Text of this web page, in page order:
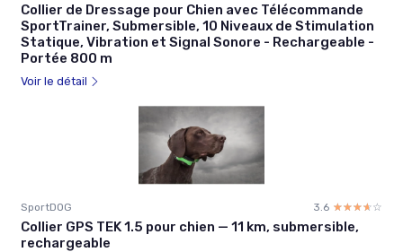
Collier de Dressage pour Chien avec Télécommande
SportTrainer, Submersible, 10 Niveaux de Stimulation
Statique, Vibration et Signal Sonore - Rechargeable -
Portée 800 m
Voir le détail
SportDOG 3.6 ☆☆☆☆☆
★★★★★
Collier GPS TEK 1.5 pour chien — 11 km, submersible,
rechargeable